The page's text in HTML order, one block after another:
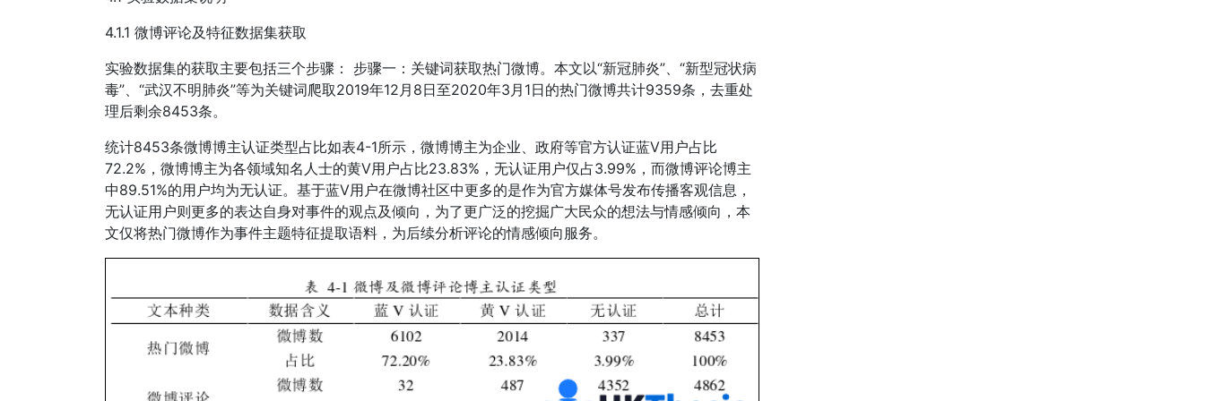
4.1.1 微博评论及特征数据集获取
实验数据集的获取主要包括三个步骤： 步骤一：关键词获取热门微博。本文以“新冠肺炎”、“新型冠状病
毒”、“武汉不明肺炎”等为关键词爬取2019年12月8日至2020年3月1日的热门微博共计9359条，去重处
理后剩余8453条。
统计8453条微博博主认证类型占比如表4-1所示，微博博主为企业、政府等官方认证蓝V用户占比
72.2%，微博博主为各领域知名人士的黄V用户占比23.83%，无认证用户仅占3.99%，而微博评论博主
中89.51%的用户均为无认证。基于蓝V用户在微博社区中更多的是作为官方媒体号发布传播客观信息，
无认证用户则更多的表达自身对事件的观点及倾向，为了更广泛的挖掘广大民众的想法与情感倾向，本
文仅将热门微博作为事件主题特征提取语料，为后续分析评论的情感倾向服务。